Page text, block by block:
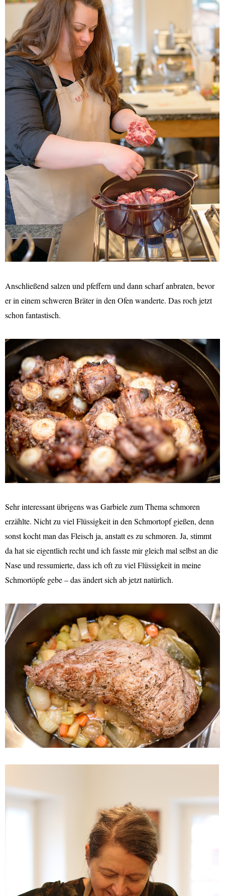
Anschließend salzen und pfeffern und dann scharf anbraten, bevor
er in einem schweren Bräter in den Ofen wanderte. Das roch jetzt
schon fantastisch.
Sehr interessant übrigens was Garbiele zum Thema schmoren
erzählte. Nicht zu viel Flüssigkeit in den Schmortopf gießen, denn
sonst kocht man das Fleisch ja, anstatt es zu schmoren. Ja, stimmt
da hat sie eigentlich recht und ich fasste mir gleich mal selbst an die
Nase und ressumierte, dass ich oft zu viel Flüssigkeit in meine
Schmortöpfe gebe – das ändert sich ab jetzt natürlich.